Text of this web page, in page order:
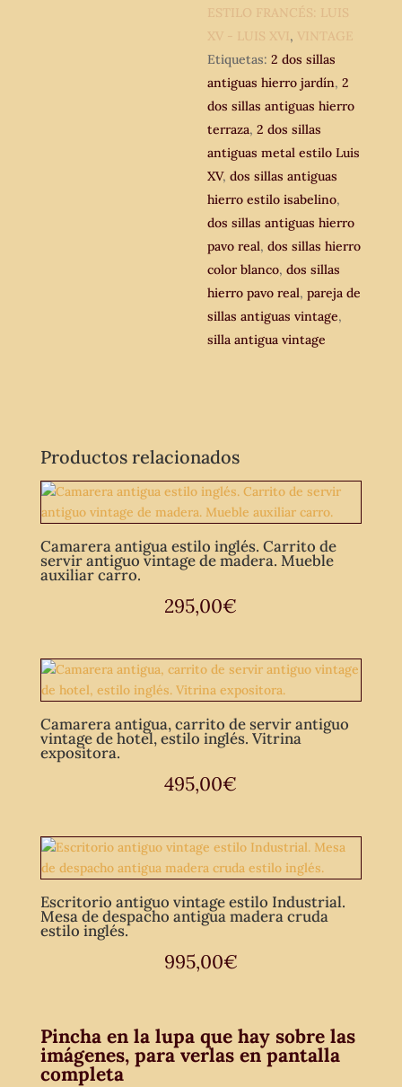
antigua
vintage
hierro
estilo
Luis
XV
Pavo
Real.
cantidad
ESTILO FRANCÉS: LUIS
XV - LUIS XVI, VINTAGE
Etiquetas:2 dos sillas
antiguas hierro jardín,2
dos sillas antiguas hierro
terraza,2 dos sillas
antiguas metal estilo Luis
XV,dos sillas antiguas
hierro estilo isabelino,
dos sillas antiguas hierro
pavo real,dos sillas hierro
color blanco,dos sillas
hierro pavo real,pareja de
sillas antiguas vintage,
silla antigua vintage
Productos relacionados
Camarera antigua estilo inglés. Carrito de
servir antiguo vintage de madera. Mueble
auxiliar carro.
295,00€
Camarera antigua, carrito de servir antiguo
vintage de hotel, estilo inglés. Vitrina
expositora.
495,00€
Escritorio antiguo vintage estilo Industrial.
Mesa de despacho antigua madera cruda
estilo inglés.
995,00€
Pincha en la lupa que hay sobre las
imágenes, para verlas en pantalla
completa